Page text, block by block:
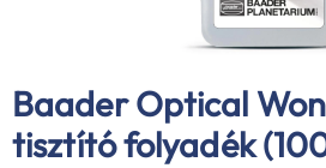
Baader Optical
tisztító folyadék